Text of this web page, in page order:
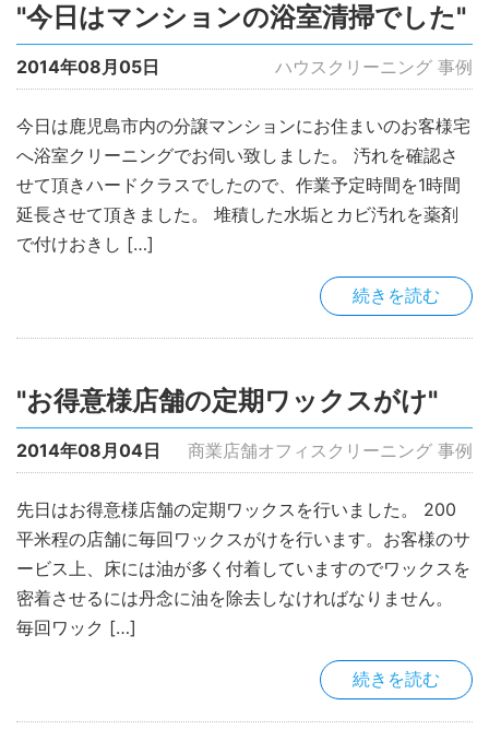
"今日はマンションの浴室清掃でした"
2014年08月05日 ハウスクリーニング 事例
今日は鹿児島市内の分譲マンションにお住まいのお客様宅
へ浴室クリーニングでお伺い致しました。 汚れを確認さ
せて頂きハードクラスでしたので、作業予定時間を1時間
延長させて頂きました。 堆積した水垢とカビ汚れを薬剤
で付けおきし […]
続きを読む
"お得意様店舗の定期ワックスがけ"
2014年08月04日 商業店舗オフィスクリーニング 事例
先日はお得意様店舗の定期ワックスを行いました。 200
平米程の店舗に毎回ワックスがけを行います。お客様のサ
ービス上、床には油が多く付着していますのでワックスを
密着させるには丹念に油を除去しなければなりません。
毎回ワック […]
続きを読む